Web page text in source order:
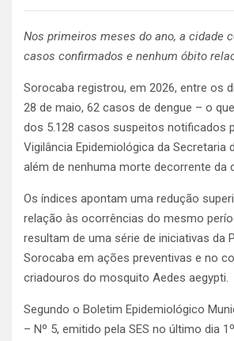
Nos primeiros meses do ano, a cidade
casos confirmados e nenhum óbito
Sorocaba registrou, em 2026, entre os
28 de maio, 62 casos de dengue – o
dos 5.128 casos suspeitos notificados
Vigilância Epidemiológica da Secretaria
além de nenhuma morte decorrente da
Os índices apontam uma redução
relação às ocorrências do mesmo
resultam de uma série de iniciativas da
Sorocaba em ações preventivas e no
criadouros do mosquito Aedes aegypti.
Segundo o Boletim Epidemiológico
– Nº 5, emitido pela SES no último dia